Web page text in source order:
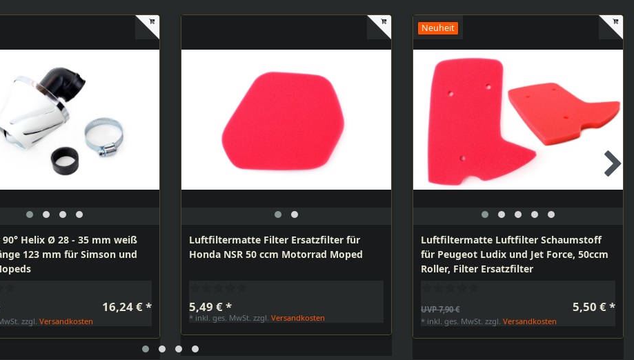
Helix Ø 28 - 35 mm weiß
123 mm für Simson und
16,24 € *
zzgl.Versandkosten
Luftfiltermatte Filter Ersatzfilter für
Honda NSR 50 ccm Motorrad Moped
5,49 € *
* inkl. ges. MwSt. zzgl.Versandkosten
Neuheit
Luftfiltermatte Luftfilter Schaumstoff
für Peugeot Ludix und Jet Force, 50ccm
Roller, Filter Ersatzfilter
UVP 7,90 € 5,50 € *
* inkl. ges. MwSt. zzgl.Versandkosten